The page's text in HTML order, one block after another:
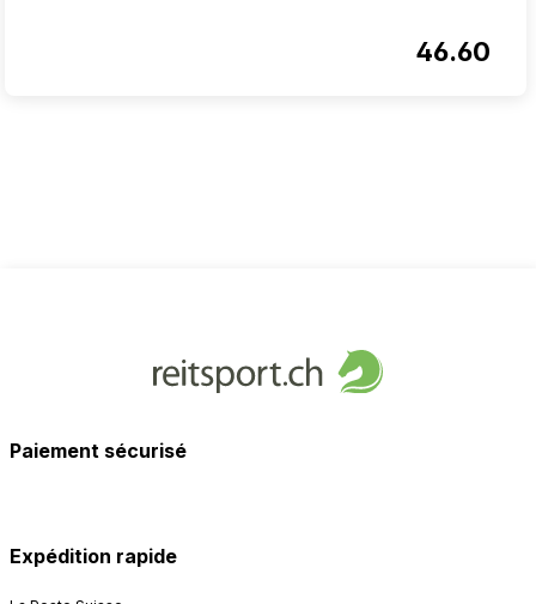
46.60
Paiement sécurisé
Expédition rapide